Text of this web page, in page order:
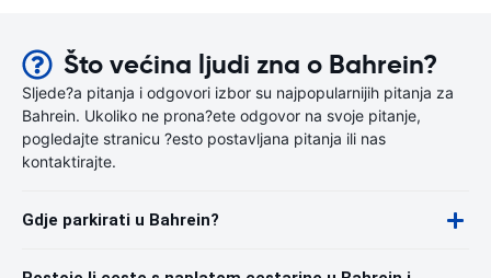
Što većina ljudi zna o Bahrein?
Sljede?a pitanja i odgovori izbor su najpopularnijih pitanja za
Bahrein. Ukoliko ne prona?ete odgovor na svoje pitanje,
pogledajte stranicu ?esto postavljana pitanja ili nas
kontaktirajte.
Gdje parkirati u Bahrein?